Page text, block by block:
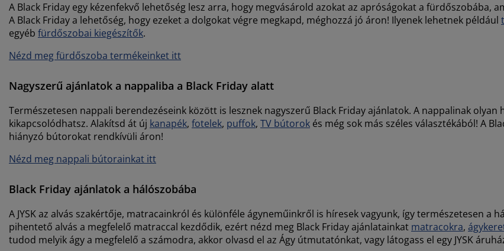
A Black Friday egy kézenfekvő lehetőség lesz arra, hogy megvásárold azokat az apróságokat a fürdőszobába,
A Black Friday a lehetőség, hogy ezeket a dolgokat végre megkapd, méghozzá jó áron! Ilyenek lehetnek például
egyéb fürdőszobai kiegészítők.
Nézd meg fürdőszoba termékeinket itt
Nagyszerű ajánlatok a nappaliba a Black Friday alatt
Természetesen nappali berendezéseink között is lesznek nagyszerű Black Friday ajánlatok. A nappalinak
kikapcsolódhatsz. Alakítsd át új kanapék, fotelek, puffok, TV bútorok és még sok más széles választékából! A
hiányzó bútorokat rendkívüli áron!
Nézd meg nappali bútorainkat itt
Black Friday ajánlatok a hálószobába
A JYSK az alvás szakértője, matracainkról és különféle ágyneműinkről is híresek vagyunk, így természetesen a
pihentető alvás a megfelelő matraccal kezdődik, ezért nézd meg Black Friday ajánlatainkat matracokra,
tudod melyik ágy a megfelelő a számodra, akkor olvasd el az Ágy útmutatónkat, vagy látogass el egy JYSK